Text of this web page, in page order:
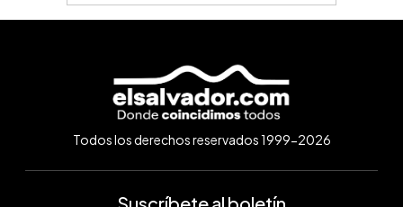
Todos los derechos reservados 1999-2026